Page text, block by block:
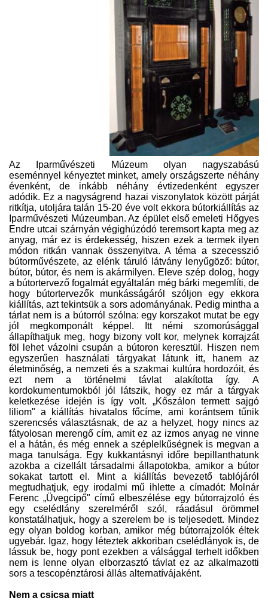
Az Iparművészeti Múzeum olyan nagyszabású
eseménnyel kényeztet minket, amely országszerte néhány
évenként, de inkább néhány évtizedenként egyszer
adódik. Ez a nagyságrend hazai viszonylatok között párját
ritkítja, utoljára talán 15-20 éve volt ekkora bútorkiállítás az
Iparművészeti Múzeumban. Az épület első emeleti Hőgyes
Endre utcai szárnyán végighúzódó teremsort kapta meg az
anyag, már ez is érdekesség, hiszen ezek a termek ilyen
módon ritkán vannak összenyitva. A téma a szecesszió
bútorművészete, az elénk táruló látvány lenyűgöző: bútor,
bútor, bútor, és nem is akármilyen. Eleve szép dolog, hogy
a bútortervező fogalmát egyáltalán még bárki megemlíti, de
hogy bútortervezők munkásságáról szóljon egy ekkora
kiállítás, azt tekintsük a sors adományának. Pedig mintha a
tárlat nem is a bútorról szólna: egy korszakot mutat be egy
jól megkomponált képpel. Itt némi szomorúsággal
állapíthatjuk meg, hogy bizony volt kor, melynek korrajzát
föl lehet vázolni csupán a bútoron keresztül. Hiszen nem
egyszerűen használati tárgyakat látunk itt, hanem az
életminőség, a nemzeti és a szakmai kultúra hordozóit, és
ezt nem a történelmi távlat alakította így. A
kordokumentumokból jól látszik, hogy ez már a tárgyak
keletkezése idején is így volt. „Kőszálon termett sajgó
liliom" a kiállítás hivatalos főcíme, ami korántsem tűnik
szerencsés választásnak, de az a helyzet, hogy nincs az
fátyolosan merengő cím, amit ez az izmos anyag ne vinne
el a hátán, és még ennek a széplelkűségnek is megvan a
maga tanulsága. Egy kukkantásnyi időre bepillanthatunk
azokba a cizellált társadalmi állapotokba, amikor a bútor
sokakat tartott el. Mint a kiállítás bevezető tablójáról
megtudhatjuk, egy irodalmi mű ihlette a címadót: Molnár
Ferenc „Üvegcipő" című elbeszélése egy bútorrajzoló és
egy cselédlány szerelméről szól, ráadásul örömmel
konstatálhatjuk, hogy a szerelem be is teljesedett. Mindez
egy olyan boldog korban, amikor még bútorrajzolók éltek
ugyebár. Igaz, hogy léteztek akkoriban cselédlányok is, de
lássuk be, hogy pont ezekben a válsággal terhelt időkben
nem is lenne olyan elborzasztó távlat ez az alkalmazotti
sors a tescopénztárosi állás alternatívájaként.
Nem a csicsa miatt